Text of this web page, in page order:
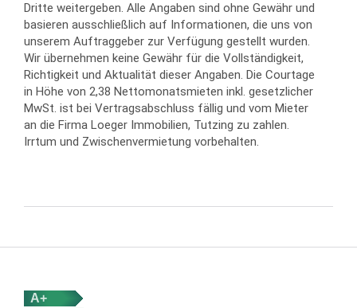
Dritte weitergeben. Alle Angaben sind ohne Gewähr und
basieren ausschließlich auf Informationen, die uns von
unserem Auftraggeber zur Verfügung gestellt wurden.
Wir übernehmen keine Gewähr für die Vollständigkeit,
Richtigkeit und Aktualität dieser Angaben. Die Courtage
in Höhe von 2,38 Nettomonatsmieten inkl. gesetzlicher
MwSt. ist bei Vertragsabschluss fällig und vom Mieter
an die Firma Loeger Immobilien, Tutzing zu zahlen.
Irrtum und Zwischenvermietung vorbehalten.
A+